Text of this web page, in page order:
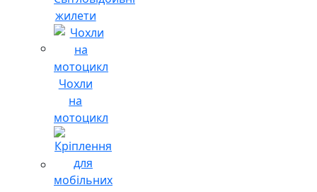
жилети
Чохли
на
мотоцикл